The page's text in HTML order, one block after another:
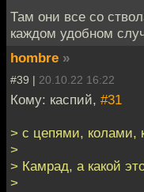
Там они все со
каждом удобном
hombre »
#39 | 20.10.22 16:22
Кому: каспий, #31
> с цепями, колами,
>
> Камрад, а какой
>